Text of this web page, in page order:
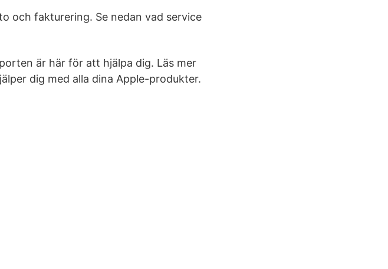
och fakturering. Se nedan vad service
är här för att hjälpa dig. Läs mer
dig med alla dina Apple-produkter.